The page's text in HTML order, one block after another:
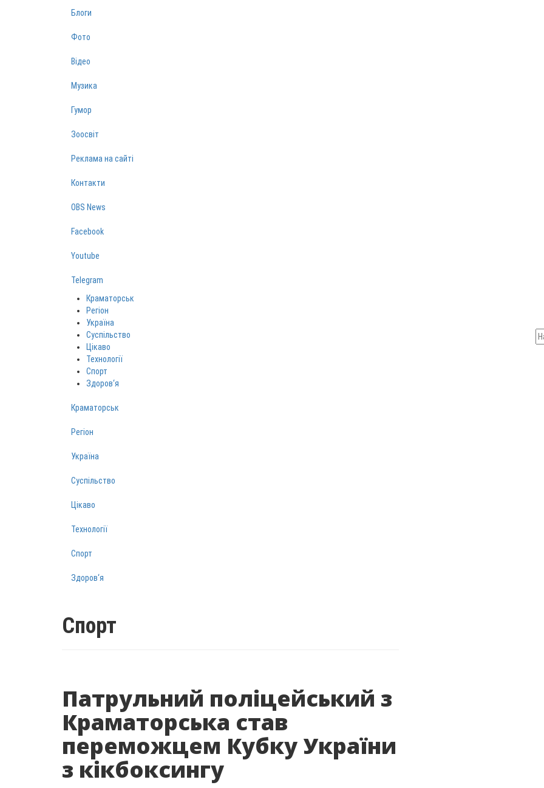
Блоги
Фото
Відео
Музика
Гумор
Зоосвіт
Реклама на сайті
Контакти
OBS News
Facebook
Youtube
Telegram
Краматорськ
Регіон
Україна
Суспільство
Цікаво
Технології
Спорт
Здоров‘я
Краматорськ
Регіон
Україна
Суспільство
Цікаво
Технології
Спорт
Здоров‘я
Спорт
Патрульний поліцейський з
Краматорська став
переможцем Кубку України
з кікбоксингу